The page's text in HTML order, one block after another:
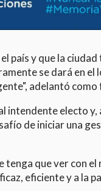
país y que la
se dará en
adelantó
intendente electo
de iniciar una
tenga que ver con
eficiente y a la